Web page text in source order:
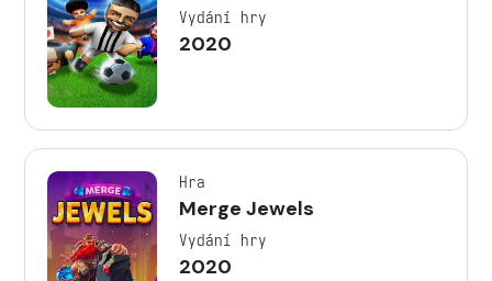
Vydání hry
2020
Hra
Merge Jewels
Vydání hry
2020